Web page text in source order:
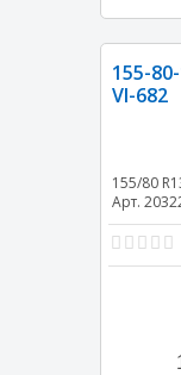
155-
VI-682
155/80
Арт.